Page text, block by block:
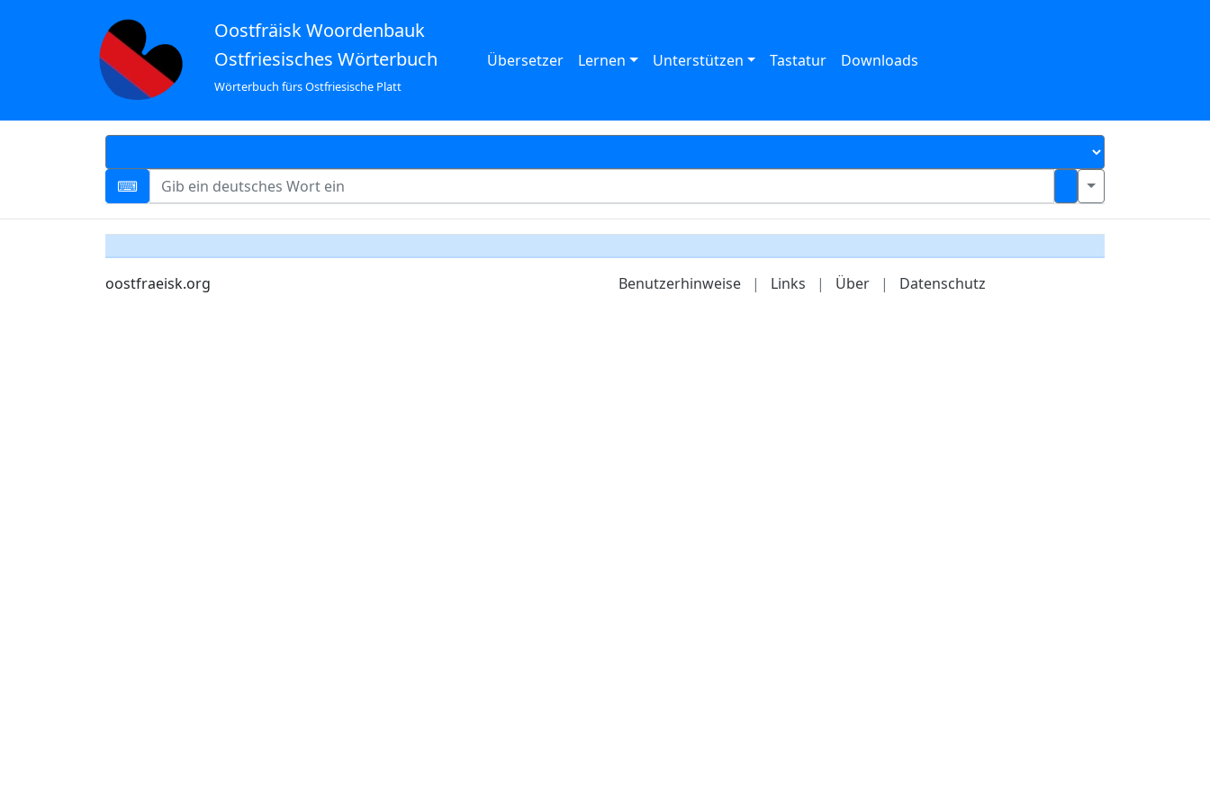
Oostfräisk Woordenbauk
Ostfriesisches Wörterbuch
Wörterbuch fürs Ostfriesische Platt
Übersetzer Lernen Unterstützen Tastatur Downloads
oostfraeisk.org Benutzerhinweise | Links | Über | Datenschutz